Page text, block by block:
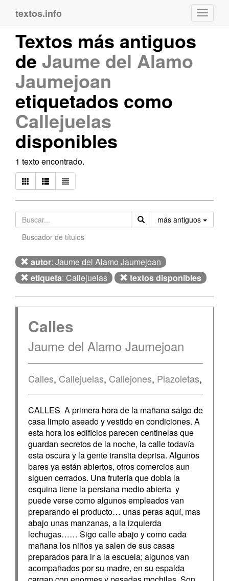
textos.info
Textos más antiguos
de Jaume del Alamo
Jaumejoan
etiquetados como
Callejuelas
disponibles
1 texto encontrado.
más antiguos
Buscador de títulos
autor: Jaume del Alamo Jaumejoan
etiqueta: Callejuelas textos disponibles
Calles
Jaume del Alamo Jaumejoan
Calles, Callejuelas, Callejones, Plazoletas,
CALLES A primera hora de la mañana salgo de
casa limpio aseado y vestido en condiciones. A
esta hora los edificios parecen centinelas que
guardan secretos de la noche, la calle todavía
esta oscura y la gente transita deprisa. Algunos
bares ya están abiertos, otros comercios aun
siguen cerrados. Una frutería que dobla la
esquina tiene la persiana medio abierta y
puede verse como algunos empleados van
preparando el producto… unas peras aquí, mas
abajo unas manzanas, a la izquierda
lechugas…… Sigo calle abajo y como cada
mañana los niños ya salen de sus casas
preparados para ir a la escuela; algunos van
acompañados por su madre, en su espalda